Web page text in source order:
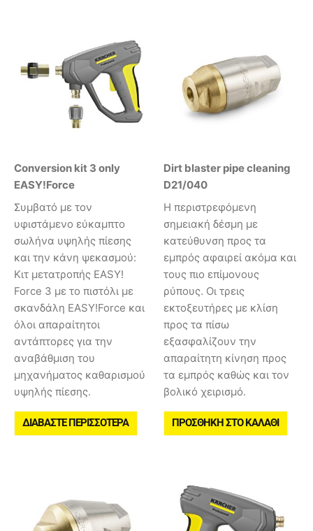
Conversion kit 3 only
EASY!Force
Συμβατό με τον
υφιστάμενο εύκαμπτο
σωλήνα υψηλής πίεσης
και την κάνη ψεκασμού:
Κιτ μετατροπής EASY!
Force 3 με το πιστόλι με
σκανδάλη EASY!Force και
όλοι απαραίτητοι
αντάπτορες για την
αναβάθμιση του
μηχανήματος καθαρισμού
υψηλής πίεσης.
ΔΙΑΒΆΣΤΕ ΠΕΡΙΣΣΌΤΕΡΑ
Dirt blaster pipe cleaning
D21/040
Η περιστρεφόμενη
σημειακή δέσμη με
κατεύθυνση προς τα
εμπρός αφαιρεί ακόμα και
τους πιο επίμονους
ρύπους. Οι τρεις
εκτοξευτήρες με κλίση
προς τα πίσω
εξασφαλίζουν την
απαραίτητη κίνηση προς
τα εμπρός καθώς και τον
βολικό χειρισμό.
ΠΡΟΣΘΉΚΗ ΣΤΟ ΚΑΛΆΘΙ